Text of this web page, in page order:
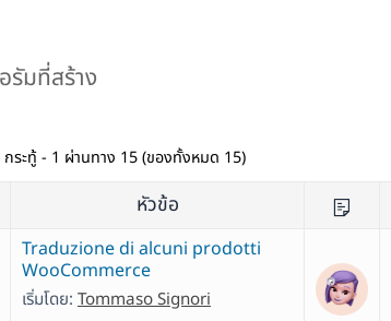
รัมที่สร้าง
ระทู้ - 1 ผ่านทาง 15 (ของทั้งหมด 15)
หัวข้อ
Traduzione di alcuni prodotti
WooCommerce
เริ่มโดย: Tommaso Signori